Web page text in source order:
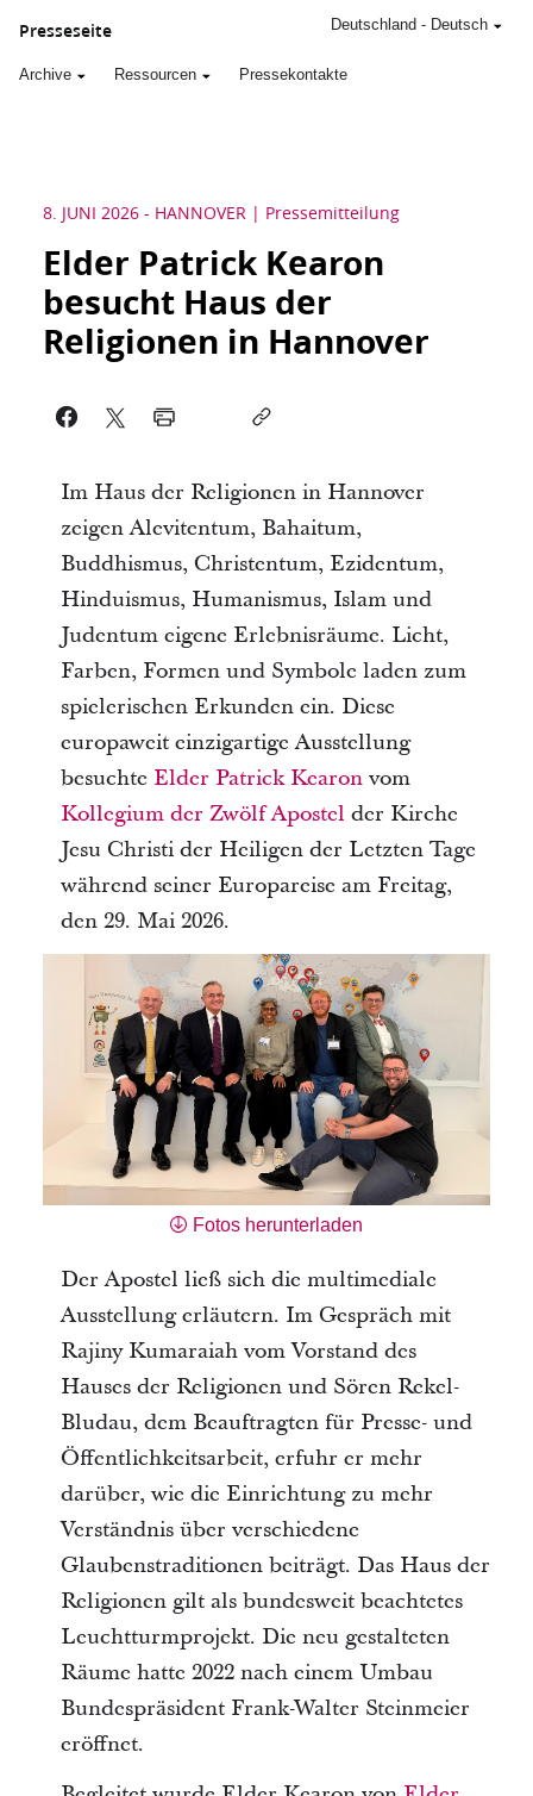
Presseseite
Archive Ressourcen Pressekontakte
Deutschland - Deutsch
8. JUNI 2026 - HANNOVER Pressemitteilung
Elder Patrick Kearon
besucht Haus der
Religionen in Hannover
Im Haus der Religionen in Hannover
zeigen Alevitentum, Bahaitum,
Buddhismus, Christentum, Ezidentum,
Hinduismus, Humanismus, Islam und
Judentum eigene Erlebnisräume. Licht,
Farben, Formen und Symbole laden zum
spielerischen Erkunden ein. Diese
europaweit einzigartige Ausstellung
besuchte Elder Patrick Kearonvom
Kollegium der Zwölf Apostel der Kirche
Jesu Christi der Heiligen der Letzten Tage
während seiner Europareise am Freitag,
den 29. Mai 2026.
Fotos herunterladen
Der Apostel ließ sich die multimediale
Ausstellung erläutern. Im Gespräch mit
Rajiny Kumaraiah vom Vorstand des
Hauses der Religionen und Sören Rekel-
Bludau, dem Beauftragten für Presse- und
Öffentlichkeitsarbeit, erfuhr er mehr
darüber, wie die Einrichtung zu mehr
Verständnis über verschiedene
Glaubenstraditionen beiträgt. Das Haus der
Religionen gilt als bundesweit beachtetes
Leuchtturmprojekt. Die neu gestalteten
Räume hatte 2022 nach einem Umbau
Bundespräsident Frank-Walter Steinmeier
eröffnet.